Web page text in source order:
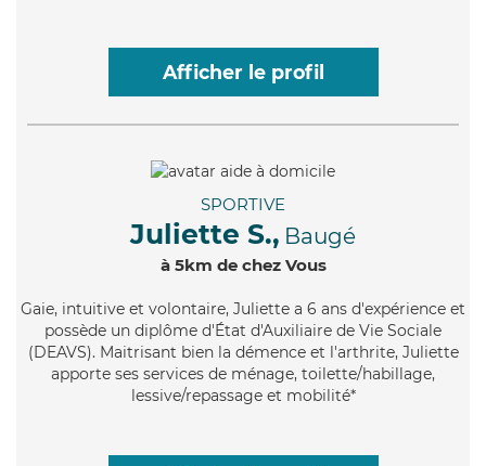
Afficher le profil
SPORTIVE
Juliette S., Baugé
à 5km de chez Vous
Gaie, intuitive et volontaire, Juliette a 6 ans d'expérience et
possède un diplôme d'État d'Auxiliaire de Vie Sociale
(DEAVS). Maitrisant bien la démence et l'arthrite, Juliette
apporte ses services de ménage, toilette/habillage,
lessive/repassage et mobilité*